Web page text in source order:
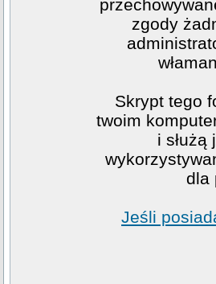
zgody
Skrypt tego
twoim
i
dla
Jeśli